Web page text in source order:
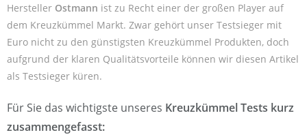
Hersteller Ostmann ist zu Recht einer der großen Player auf
dem Kreuzkümmel Markt. Zwar gehört unser Testsieger mit
Euro nicht zu den günstigsten Kreuzkümmel Produkten, doch
aufgrund der klaren Qualitätsvorteile können wir diesen Artikel
als Testsieger küren.
Für Sie das wichtigste unseres Kreuzkümmel Tests kurz
zusammengefasst: